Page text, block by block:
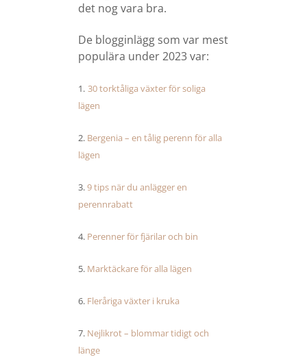
det nog vara bra.
De blogginlägg som var mest
populära under 2023 var:
1. 30 torktåliga växter för soliga
lägen
2. Bergenia – en tålig perenn för alla
lägen
3.9 tips när du anlägger en
perennrabatt
4. Perenner för fjärilar och bin
5. Marktäckare för alla lägen
6. Fleråriga växter i kruka
7. Nejlikrot – blommar tidigt och
länge